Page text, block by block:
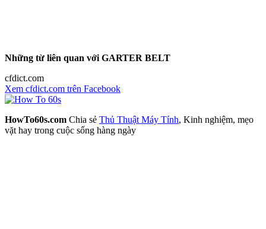
Những từ liên quan với GARTER BELT
cfdict.com
Xem cfdict.com trên Facebook
HowTo60s.com Chia sẻ Thủ Thuật Máy Tính, Kinh nghiệm, mẹo
vặt hay trong cuộc sống hàng ngày